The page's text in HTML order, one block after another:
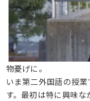
物憂げに。
いま第二外国語の授
す。最初は特に興味